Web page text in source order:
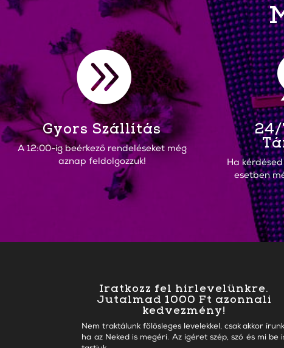

Gyors Szállítás
A 12:00-ig beérkező rendeléseket még
aznap feldolgozzuk!
24/
Ha
esetben
Iratkozz fel hírlevelünkre.
Jutalmad 1000 Ft azonnali
kedvezmény!
Nem traktálunk fölösleges levelekkel, csak akkor
ha az Neked is megéri. Az igéret szép, szó és mi be